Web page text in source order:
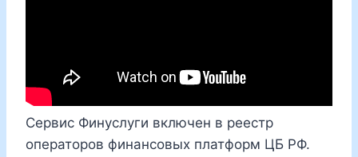
Сервис Финуслуги включен в реестр
операторов финансовых платформ ЦБ РФ.